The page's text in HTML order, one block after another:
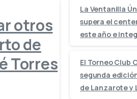
otros
de
Torres
La Ventanilla
supera el
este año e
El Torneo Club
segunda
de Lanzarote y